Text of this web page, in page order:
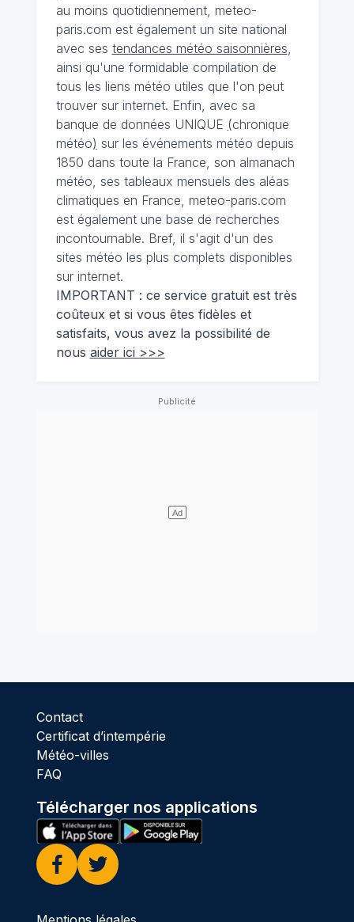
au moins quotidiennement, meteo-
paris.com est également un site national
avec ses tendances météo saisonnières
ainsi qu'une formidable compilation de
tous les liens météo utiles que l'on peut
trouver sur internet. Enfin, avec sa
banque de données UNIQUE (chronique
météo) sur les événements météo depuis
1850 dans toute la France, son almanach
météo, ses tableaux mensuels des aléas
climatiques en France, meteo-paris.com
est également une base de recherches
incontournable. Bref, il s'agit d'un des
sites météo les plus complets disponibles
sur internet.
IMPORTANT : ce service gratuit est très
coûteux et si vous êtes fidèles et
satisfaits, vous avez la possibilité de
nous aider ici >>>
Contact
Certificat d’intempérie
Météo-villes
FAQ
Télécharger nos applications
Facebook
Twitter